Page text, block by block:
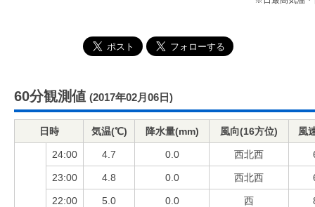
60分観測値 (2017年02月06日)
日時 気温(℃) 降水量(mm) 風向(16方位) 風
24:00 4.7 0.0 西北西
23:00 4.8 0.0 西北西
22:00 5.0 0.0 西